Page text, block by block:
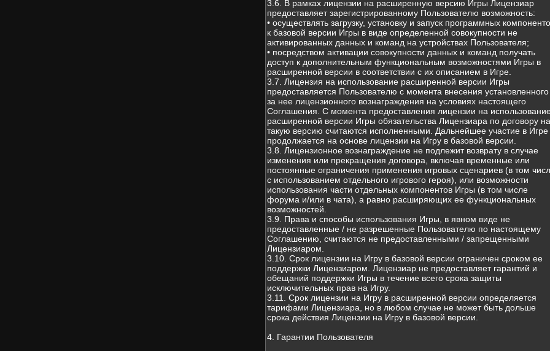
3.6. В рамках лицензии на расширенную версию Игры Лицензиар
предоставляет зарегистрированному Пользователю возможность:
• осуществлять загрузку, установку и запуск программных
к базовой версии Игры в виде определенной совокупности не
активированных данных и команд на устройствах Пользователя;
• посредством активации совокупности данных и команд получать
доступ к дополнительным функциональным возможностями Игры в
расширенной версии в соответствии с их описанием в Игре.
3.7. Лицензия на использование расширенной версии Игры
предоставляется Пользователю с момента внесения установленного
за нее лицензионного вознаграждения на условиях настоящего
Соглашения. С момента предоставления лицензии на
расширенной версии Игры обязательства Лицензиара по договору на
такую версию считаются исполненными. Дальнейшее участие в Игре
продолжается на основе лицензии на Игру в базовой версии.
3.8. Лицензионное вознаграждение не подлежит возврату в случае
изменения или прекращения договора, включая временные или
постоянные ограничения применения игровых сценариев (в том
с использованием отдельного игрового героя), или возможности
использования части отдельных компонентов Игры (в том числе
форума и/или в чата), а равно расширяющих ее функциональных
возможностей.
3.9. Права и способы использования Игры, в явном виде не
предоставленные / не разрешенные Пользователю по настоящему
Соглашению, считаются не предоставленными / запрещенными
Лицензиаром.
3.10. Срок лицензии на Игру в базовой версии ограничен сроком ее
поддержки Лицензиаром. Лицензиар не предоставляет гарантий и
обещаний поддержки Игры в течение всего срока защиты
исключительных прав на Игру.
3.11. Срок лицензии на Игру в расширенной версии определяется
тарифами Лицензиара, но в любом случае не может быть дольше
срока действия Лицензии на Игру в базовой версии.
4. Гарантии Пользователя